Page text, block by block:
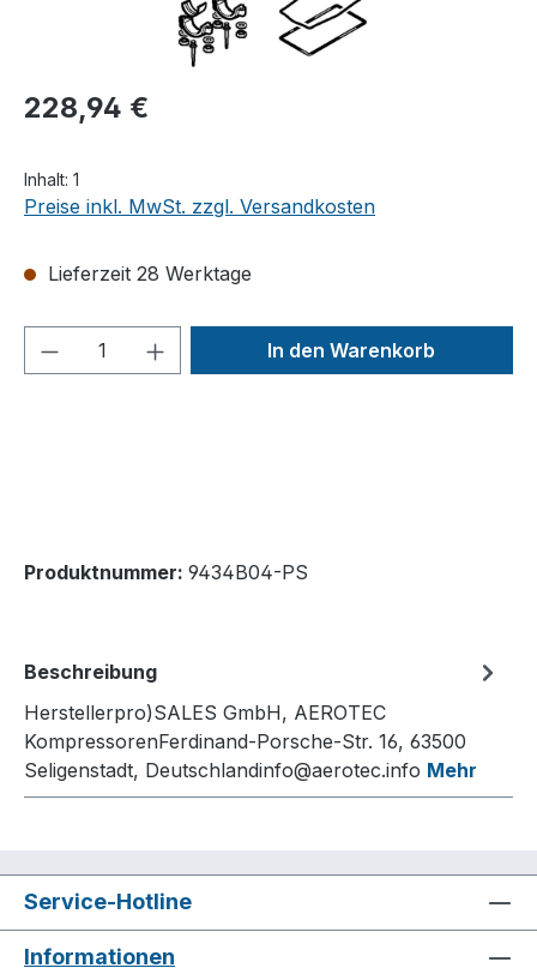
228,94 €
Inhalt: 1
Preise inkl. MwSt. zzgl. Versandkosten
Lieferzeit 28 Werktage
Produkt Anzahl: Gib denIn den Warenkorb
Produktnummer: 9434B04-PS
Beschreibung
Herstellerpro)SALES GmbH, AEROTEC
KompressorenFerdinand-Porsche-Str. 16, 63500
Seligenstadt, Deutschlandinfo@aerotec.info Mehr
Service-Hotline
Informationen